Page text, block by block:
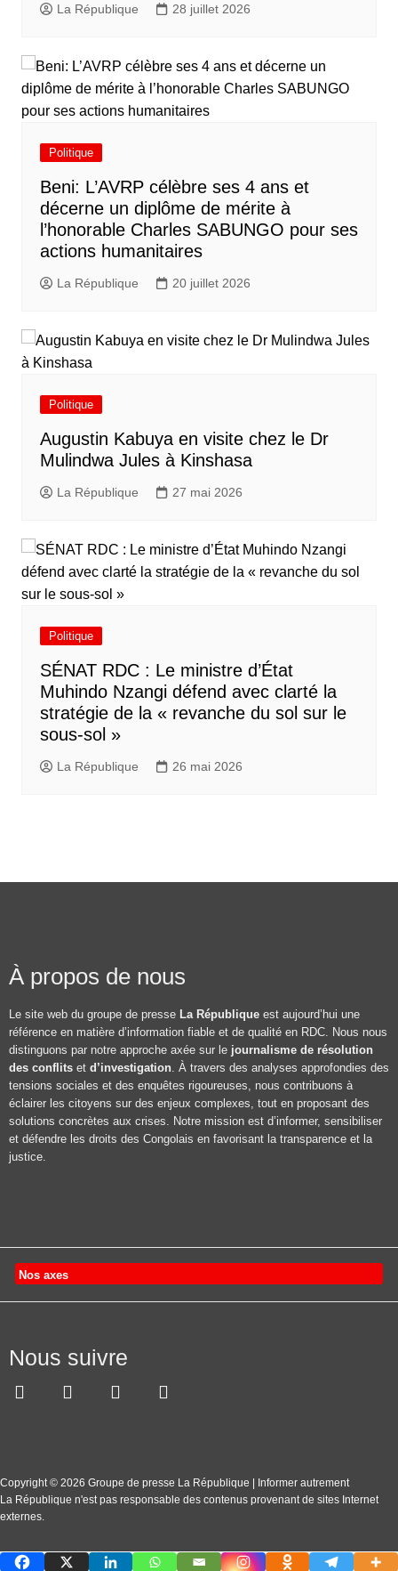
La République 28 juillet 2026
Politique
Beni: L’AVRP célèbre ses 4 ans et
décerne un diplôme de mérite à
l’honorable Charles SABUNGO pour ses
actions humanitaires
La République 20 juillet 2026
Politique
Augustin Kabuya en visite chez le Dr
Mulindwa Jules à Kinshasa
La République 27 mai 2026
Politique
SÉNAT RDC : Le ministre d’État
Muhindo Nzangi défend avec clarté la
stratégie de la « revanche du sol sur le
sous-sol »
La République 26 mai 2026
À propos de nous
Le site web du groupe de presse La République est aujourd’hui une
référence en matière d’information fiable et de qualité en RDC. Nous nous
distinguons par notre approche axée sur le journalisme de résolution
des conflits et d’investigation. À travers des analyses approfondies des
tensions sociales et des enquêtes rigoureuses, nous contribuons à
éclairer les citoyens sur des enjeux complexes, tout en proposant des
solutions concrètes aux crises. Notre mission est d’informer, sensibiliser
et défendre les droits des Congolais en favorisant la transparence et la
justice.
Nos axes
Nous suivre
Copyright © 2026 Groupe de presse La République | Informer autrement
La République n'est pas responsable des contenus provenant de sites Internet
externes.